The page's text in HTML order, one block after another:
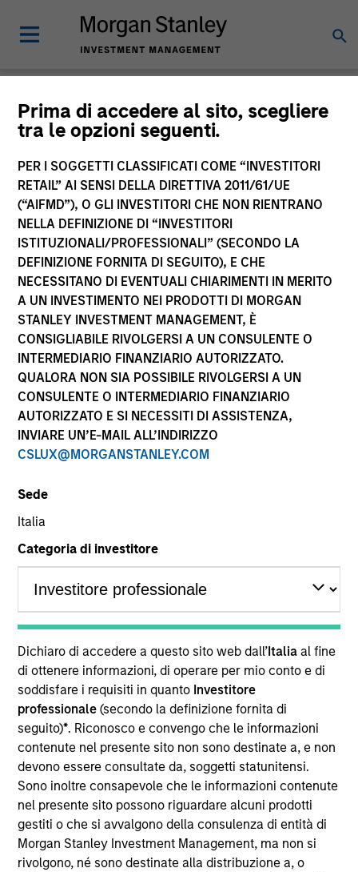
Prima di accedere al sito, scegliere
tra le opzioni seguenti.
PER I SOGGETTI CLASSIFICATI COME “INVESTITORI
RETAIL” AI SENSI DELLA DIRETTIVA 2011/61/UE
(“AIFMD”), O GLI INVESTITORI CHE NON RIENTRANO
NELLA DEFINIZIONE DI “INVESTITORI
ISTITUZIONALI/PROFESSIONALI” (SECONDO LA
DEFINIZIONE FORNITA DI SEGUITO), E CHE
NECESSITANO DI EVENTUALI CHIARIMENTI IN MERITO
A UN INVESTIMENTO NEI PRODOTTI DI MORGAN
STANLEY INVESTMENT MANAGEMENT, È
CONSIGLIABILE RIVOLGERSI A UN CONSULENTE O
INTERMEDIARIO FINANZIARIO AUTORIZZATO.
QUALORA NON SIA POSSIBILE RIVOLGERSI A UN
CONSULENTE O INTERMEDIARIO FINANZIARIO
AUTORIZZATO E SI NECESSITI DI ASSISTENZA,
INVIARE UN’E-MAIL ALL’INDIRIZZO
CSLUX@MORGANSTANLEY.COM
Sede
Italia
Categoria di investitore
Dichiaro di accedere a questo sito web dall’Italia al fine
di ottenere informazioni, di operare per mio conto e di
soddisfare i requisiti in quanto Investitore
professionale(secondo la definizione fornita di
seguito)*. Riconosco e convengo che le informazioni
contenute nel presente sito non sono destinate a, e non
devono essere consultate da, soggetti statunitensi.
Sono inoltre consapevole che le informazioni contenute
nel presente sito possono riguardare alcuni prodotti
gestiti o che si avvalgono della consulenza di entità di
Morgan Stanley Investment Management, ma non si
rivolgono, né sono destinate alla distribuzione a, o
Approfondimenti
Tutto
24of 353 Risultati
GLOBAL FIXED INCOME BULLETIN
Video: Resilienza
Guarda il nostro ultimo aggiornamento video sul
reddito fisso per una sintesi delle dinamiche che
hanno caratterizzato i mercati a giugno, delle
ragioni per cui la ricerca di rendimento continua a
sostenere i settori del credito e delle
cartolarizzazioni e delle opportunità che
individuiamo in un contesto di valutazioni ancora
compresse e crescente dispersione tra gli
emittenti.
28-LUG-2026